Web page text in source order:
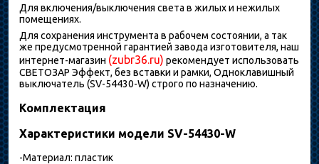
Для включения/выключения света в жилых и нежилых
помещениях.
Для сохранения инструмента в рабочем состоянии, а так
же предусмотренной гарантией завода изготовителя, наш
интернет-магазин (zubr36.ru) рекомендует использовать
СВЕТОЗАР Эффект, без вставки и рамки, Одноклавишный
выключатель (SV-54430-W) строго по назначению.
Комплектация
Характеристики модели SV-54430-W
-Материал: пластик